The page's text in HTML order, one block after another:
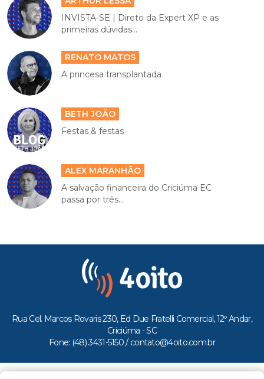
INVISTA-SE | Direto da Expert XP e as
primeiras dúvidas...
RENATO MATOS
A princesa transplantada
BETH JOÃO
Festas & festas
ALEX MARANHÃO
A salvação financeira do Criciúma EC
passa por três...
Rua Cel. Marcos Rovaris 230, Ed Due Fratelli Comercial, 12º Andar,
Criciúma - SC
Fone: (48) 3431-5150 / contato@4oito.com.br